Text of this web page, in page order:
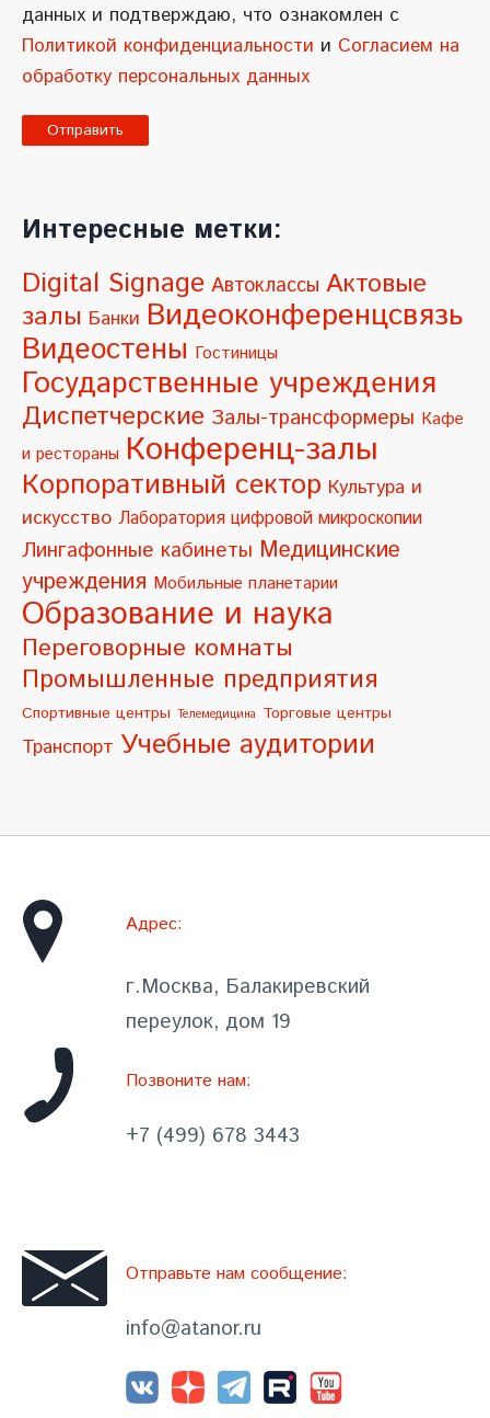
данных и подтверждаю, что ознакомлен с
Политикой конфиденциальности и Согласием на
обработку персональных данных
l
t
e
r
n
a
t
i
v
e
:
Интересные метки:
Digital Signage Автоклассы Актовые
залы Банки Видеоконференцсвязь
Видеостены Гостиницы
Государственные учреждения
Диспетчерские Залы-трансформеры Кафе
и рестораны Конференц-залы
Корпоративный сектор Культура и
искусство Лаборатория цифровой микроскопии
Лингафонные кабинеты Медицинские
учреждения Мобильные планетарии
Образование и наука
Переговорные комнаты
Промышленные предприятия
Спортивные центры Телемедицина Торговые центры
Транспорт Учебные аудитории
Адрес:
г.Москва, Балакиревский
переулок, дом 19
Позвоните нам:
+7 (499) 678 3443
Отправьте нам сообщение:
info@atanor.ru